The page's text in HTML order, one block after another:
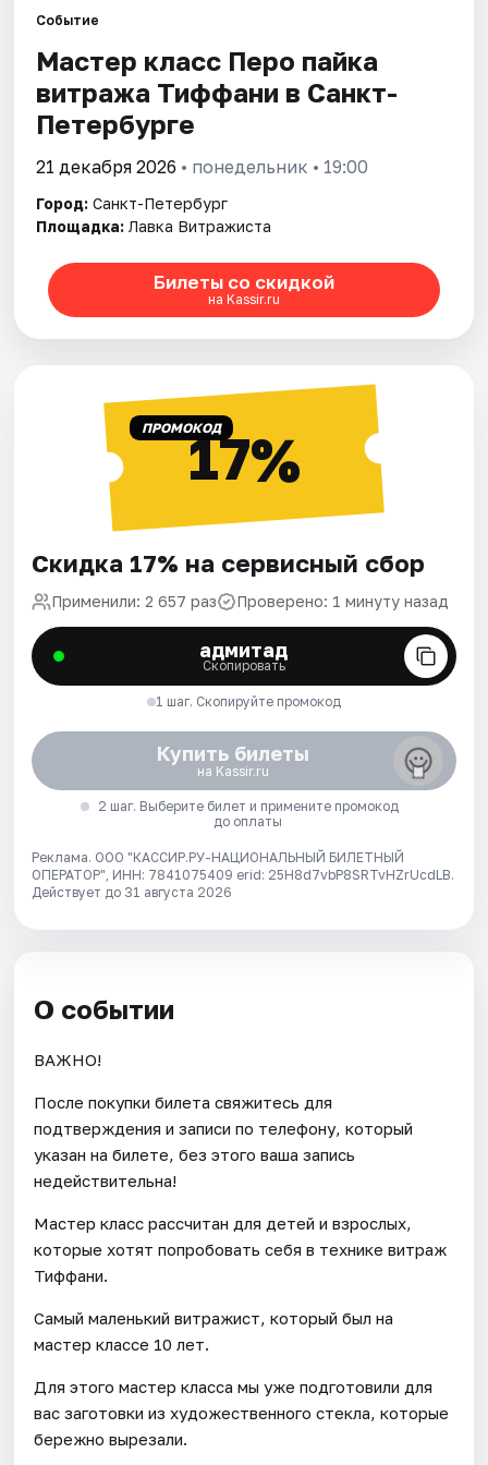
Города
Площадки
Артисты
Рейтинги
Событие
Мастер класс Перо пайка
витража Тиффани в Санкт-
Петербурге
21 декабря 2026 • понедельник • 19:00
Город: Санкт-Петербург
Площадка: Лавка Витражиста
Билеты со скидкой
на Kassir.ru
ПРОМОКОД17%
Скидка 17% на сервисный сбор
Применили: 2 657 раз Проверено: 1 минуту назад
адмитад
Скопировать
1 шаг. Скопируйте промокод
Купить билеты
на Kassir.ru
2 шаг. Выберите билет и примените промокод
до оплаты
Реклама. ООО "КАССИР.РУ-НАЦИОНАЛЬНЫЙ БИЛЕТНЫЙ
ОПЕРАТОР", ИНН: 7841075409 erid: 25H8d7vbP8SRTvHZrUcdLB.
Действует до 31 августа 2026
О событии
ВАЖНО!
После покупки билета свяжитесь для
подтверждения и записи по телефону, который
указан на билете, без этого ваша запись
недействительна!
Мастер класс рассчитан для детей и взрослых,
которые хотят попробовать себя в технике витраж
Тиффани.
Самый маленький витражист, который был на
мастер классе 10 лет.
Для этого мастер класса мы уже подготовили для
вас заготовки из художественного стекла, которые
бережно вырезали.